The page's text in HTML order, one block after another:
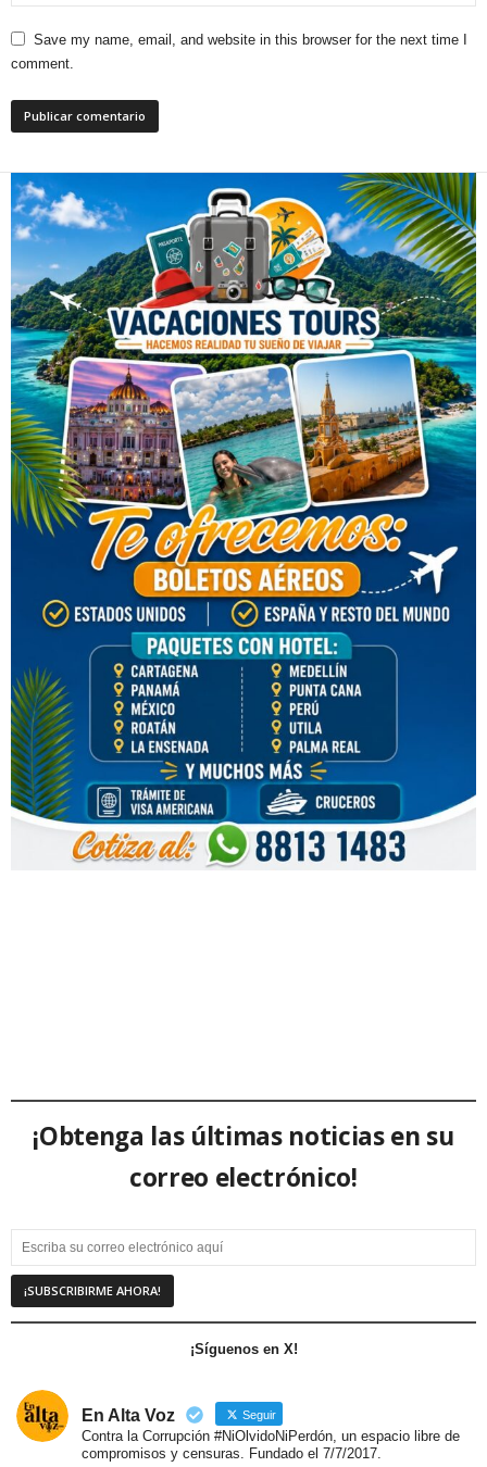
Save my name, email, and website in this browser for the next time I
comment.
¡Obtenga las últimas noticias en su
correo electrónico!
¡Síguenos en X!
En Alta Voz Seguir
Contra la Corrupción #NiOlvidoNiPerdón, un espacio libre de
compromisos y censuras. Fundado el 7/7/2017.